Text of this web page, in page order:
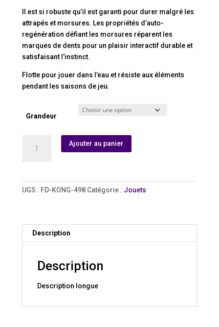
14.79$
Il est si robuste qu’il est garanti pour durer malgré les
attrapés et morsures. Les propriétés d’auto-
regénération défiant les morsures réparent les
marques de dents pour un plaisir interactif durable et
satisfaisant l’instinct.
Flotte pour jouer dans l’eau et résiste aux éléments
pendant les saisons de jeu.
Grandeur
Ajouter au panier
UGS : FD-KONG-498 Catégorie : Jouets
Description
Description
Description longue